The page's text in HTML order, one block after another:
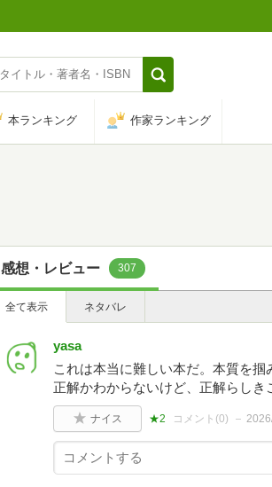
本ランキング 作家ランキング
感想・レビュー 307
全て表示 ネタバレ
yasa
これは本当に難しい本だ。本質を
正解かわからないけど、正解らしき
ナイス ★2 コメント(0)